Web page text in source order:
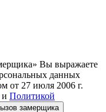
Вы выражаете
данных
от 27 июля 2006 г.
Политикой
замерщика